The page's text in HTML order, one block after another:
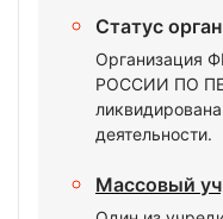
Статус
Организация
РОССИИ ПО
деятельности.
Массовый